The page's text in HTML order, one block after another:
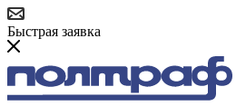
Быстрая заявка